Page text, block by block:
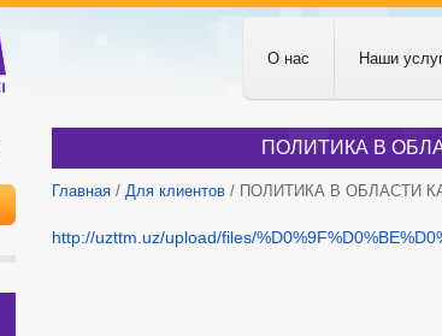
О нас Наши
ПОЛИТИКА В
Главная / Для клиентов / ПОЛИТИКА В ОБЛАСТИ
http://uzttm.uz/upload/files/